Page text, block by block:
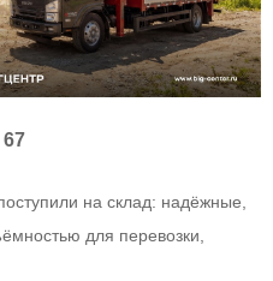
67
на склад: надёжные,
для перевозки,